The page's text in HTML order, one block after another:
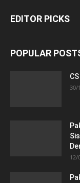
EDITOR PICKS
POPULAR
30/
12/